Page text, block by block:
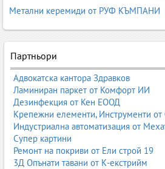
Подходящи за ежедневна употреба
спрейове за повърхности
концентрати за разреждане
ароматизирани формули
2. Препарати за баня и санитарни
Създадени за борба с варовик, котлен
отлагания, ръжда и бактерии.
препарати за тоалетни
антикалк препарати
Метални керемиди от РУФ КЪМПАНИ
Партньори
Адвокатска кантора Здравков
Ламиниран паркет от Комфорт ИИ
Дезинфекция от Кен ЕООД
Крепежни елементи, Инструменти
Индустриална автоматизация от
Супер картини
Ремонт на покриви от Ели строй 19
3Д Опънати тавани от К-екстрийм